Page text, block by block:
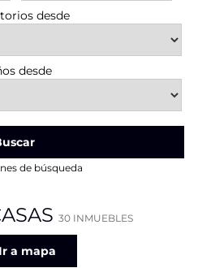
desde
desde
de búsqueda
30 INMUEBLES
Ir a mapa